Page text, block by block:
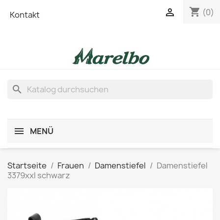
Kontakt shopping_cart (0)

search
MENÜ
Startseite Frauen Damenstiefel
Damenstiefel
3379xxl schwarz